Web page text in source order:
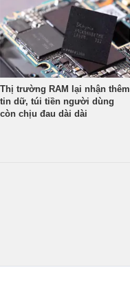
Thị trường RAM lại nhận thêm
tin dữ, túi tiền người dùng
còn chịu đau dài dài